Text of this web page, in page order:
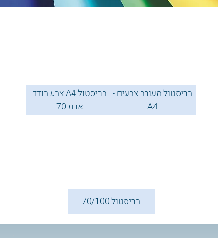
בריסטול מעורב צבעים -
A4
בריסטול A4 צבע בודד
ארוז 70
בריסטול 70/100